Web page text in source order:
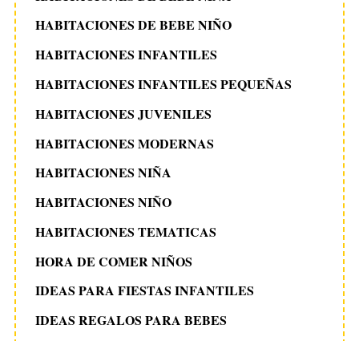
HABITACIONES DE BEBE NIÑO
HABITACIONES INFANTILES
HABITACIONES INFANTILES PEQUEÑAS
HABITACIONES JUVENILES
HABITACIONES MODERNAS
HABITACIONES NIÑA
HABITACIONES NIÑO
HABITACIONES TEMATICAS
HORA DE COMER NIÑOS
IDEAS PARA FIESTAS INFANTILES
IDEAS REGALOS PARA BEBES